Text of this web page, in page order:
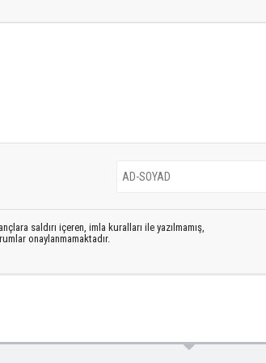
saldırı içeren, imla kuralları ile yazılmamış,
onaylanmamaktadır.